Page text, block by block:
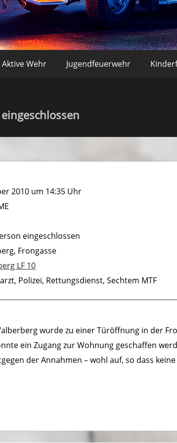
Feuerwehr
Aktive Wehr Jugendfeuerwehr
2010 um 14:35 Uhr
eingeschlossen
Frongasse
LF 10
Polizei, Rettungsdienst, Sechtem MTF
wurde zu einer Türöffnung in der
ein Zugang zur Wohnung geschaffen
der Annahmen – wohl auf, so dass